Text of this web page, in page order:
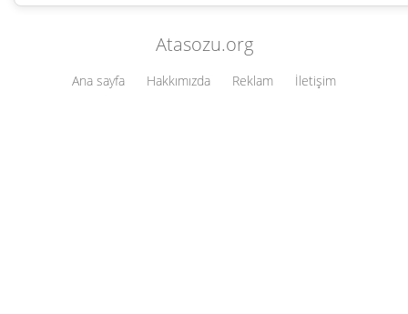
Atasozu.org
Ana sayfa Hakkımızda Reklam İletişim